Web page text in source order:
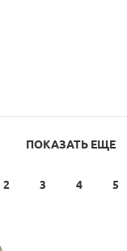
ПОКАЗАТЬ ЕЩЕ
2 3 4 5